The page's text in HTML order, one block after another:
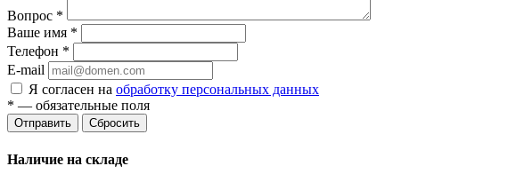
Вопрос *
Ваше имя *
Телефон *
E-mail
Я согласен на обработку персональных данных
* — обязательные поля
Отправить Сбросить
Наличие на складе